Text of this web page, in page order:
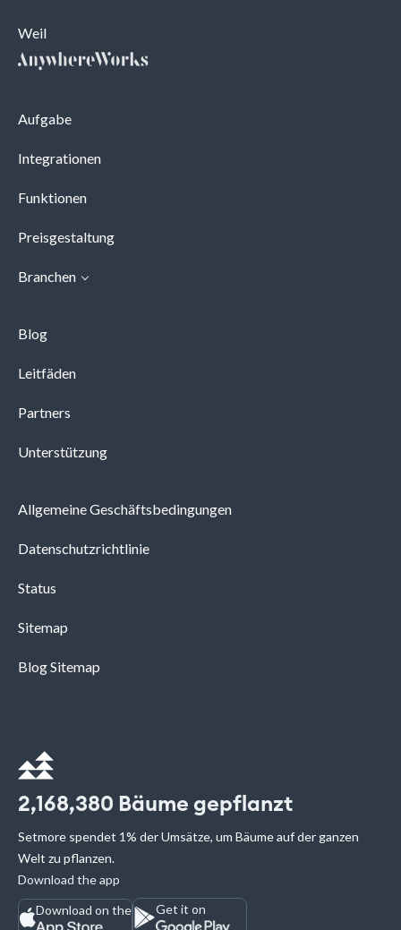
Weil
Aufgabe
Integrationen
Funktionen
Preisgestaltung
Branchen
Blog
Leitfäden
Partners
Unterstützung
Allgemeine Geschäftsbedingungen
Datenschutzrichtlinie
Status
Sitemap
Blog Sitemap
2,168,380 Bäume gepflanzt
Setmore spendet 1% der Umsätze, um Bäume auf der ganzen
Welt zu pflanzen.
Download the app
Download on the
Get it on